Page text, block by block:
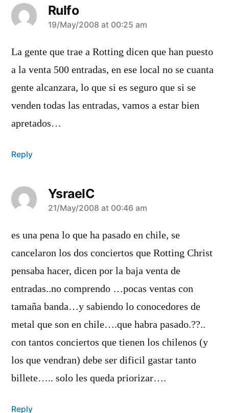
Rulfo
says:
19/May/2008 at 00:25 am
La gente que trae a Rotting dicen que han puesto
a la venta 500 entradas, en ese local no se cuanta
gente alcanzara, lo que si es seguro que si se
venden todas las entradas, vamos a estar bien
apretados…
Reply
YsraelC
says:
21/May/2008 at 00:46 am
es una pena lo que ha pasado en chile, se
cancelaron los dos conciertos que Rotting Christ
pensaba hacer, dicen por la baja venta de
entradas..no comprendo …pocas ventas con
tamaña banda…y sabiendo lo conocedores de
metal que son en chile….que habra pasado.??..
con tantos conciertos que tienen los chilenos (y
los que vendran) debe ser dificil gastar tanto
billete….. solo les queda priorizar….
Reply